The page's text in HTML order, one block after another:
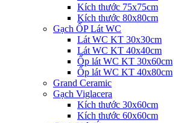
Kích thước 75x75cm
Kích thước 80x80cm
Gạch ỐP Lát WC
Lát WC KT 30x30cm
Lát WC KT 40x40cm
Ốp lát WC KT 30x60cm
Ốp lát WC KT 40x80cm
Grand Ceramic
Gạch Viglacera
Kích thước 30x60cm
Kích thước 60x60cm